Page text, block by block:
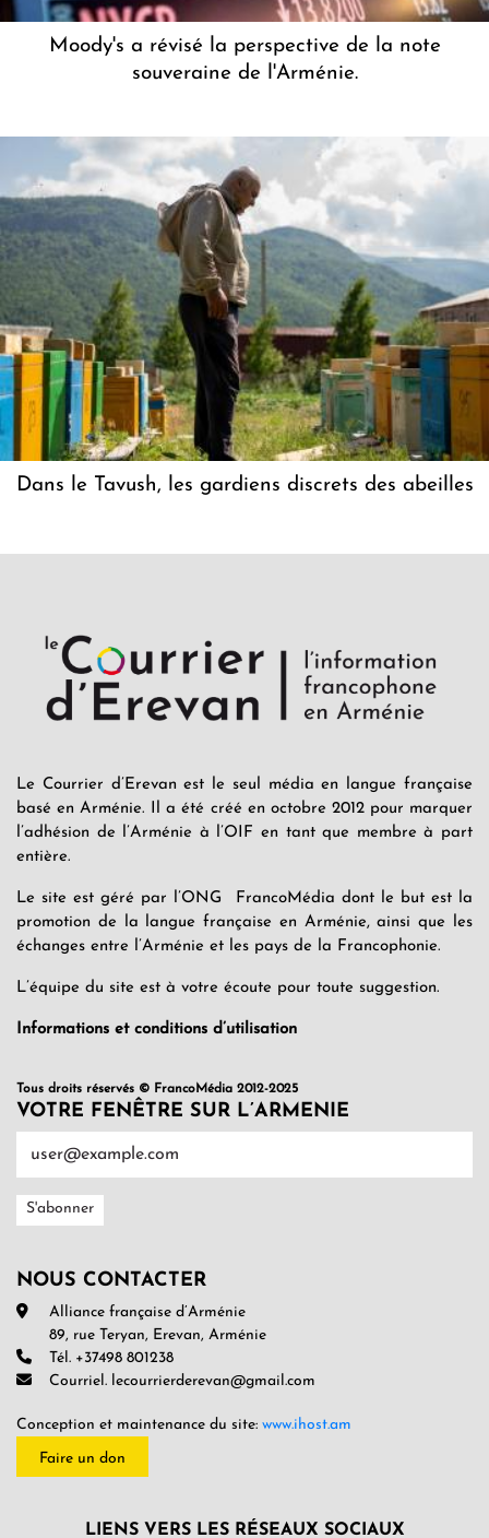
Moody's a révisé la perspective de la note
souveraine de l'Arménie.
Dans le Tavush, les gardiens discrets des abeilles
Le Courrier d’Erevan est le seul média en langue française
basé en Arménie. Il a été créé en octobre 2012 pour marquer
l’adhésion de l’Arménie à l’OIF en tant que membre à part
entière.
Le site est géré par l’ONG FrancoMédia dont le but est la
promotion de la langue française en Arménie, ainsi que les
échanges entre l’Arménie et les pays de la Francophonie.
L’équipe du site est à votre écoute pour toute suggestion.
Informations et conditions d’utilisation
Tous droits réservés © FrancoMédia 2012-2025
VOTRE FENÊTRE SUR L’ARMENIE
NOUS CONTACTER
Alliance française d’Arménie
89, rue Teryan, Erevan, Arménie
Tél. +37498 801238
Courriel. lecourrierderevan@gmail.com
Conception et maintenance du site: www.ihost.am
Faire un don
LIENS VERS LES RÉSEAUX SOCIAUX